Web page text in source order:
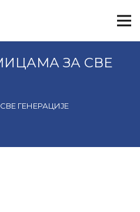
ЗА СВЕ
ГЕНЕРАЦИЈЕ